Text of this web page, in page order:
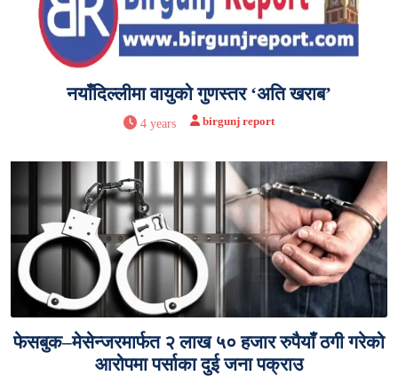
नयाँदिल्लीमा वायुको गुणस्तर ‘अति खराब’
4 years birgunj report
फेसबुक–मेसेन्जरमार्फत २ लाख ५० हजार रुपैयाँ ठगी गरेको
आरोपमा पर्साका दुई जना पक्राउ